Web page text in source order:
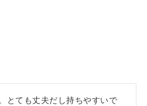
とても丈夫だし持ちやすいで